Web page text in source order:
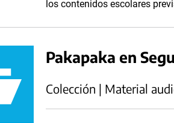
los contenidos escolares
Pakapaka en
Colección | Material